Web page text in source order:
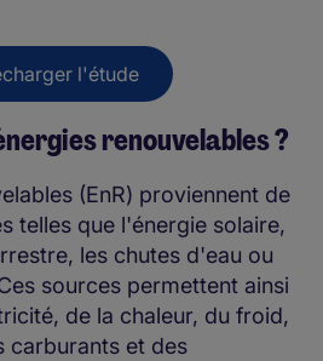
l'étude
renouvelables ?
(EnR) proviennent de
telles que l'énergie solaire,
les chutes d'eau ou
sources permettent ainsi
de la chaleur, du froid,
carburants et des